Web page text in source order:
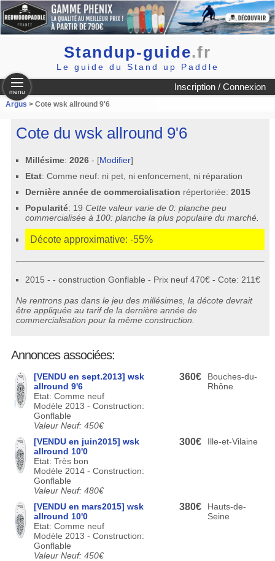
Standup-guide.fr
Le guide du Stand up Paddle
Inscription / Connexion
menu
Argus > Cote wsk allround 9'6
Cote du wsk allround 9'6
Millésime:2026 - [Modifier]
Etat: Comme neuf: ni pet, ni enfoncement, ni réparation
Dernière année de commercialisation répertoriée:2015
Popularité: 19Cette valeur varie de 0: planche peu
commercialisée à 100: planche la plus populaire du marché.
Décote approximative: -55%
2015 - - construction Gonflable - Prix neuf 470€ - Cote: 211€
Ne rentrons pas dans le jeu des millésimes, la décote devrait
être appliquée au tarif de la dernière année de
commercialisation pour la même construction.
Annonces associées:
[VENDU en sept.2013] wsk
allround 9'6
Etat: Comme neuf
Modèle 2013 - Construction:
Gonflable
Valeur Neuf: 450€
360€
Bouches-du-
Rhône
[VENDU en juin2015] wsk
allround 10'0
Etat: Très bon
Modèle 2014 - Construction:
Gonflable
Valeur Neuf: 480€
300€ Ille-et-Vilaine
[VENDU en mars2015] wsk
allround 10'0
Etat: Comme neuf
Modèle 2013 - Construction:
Gonflable
Valeur Neuf: 450€
380€
Hauts-de-
Seine